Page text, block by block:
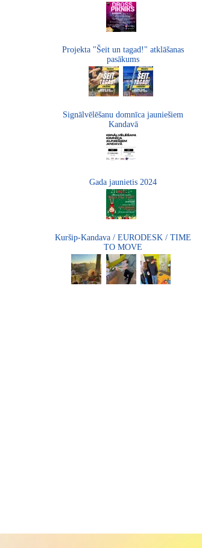
Projekta "Šeit un tagad!" atklāšanas
pasākums
Signālvēlēšanu domnīca jauniešiem
Kandavā
Gada jaunietis 2024
Kuršip-Kandava / EURODESK / TIME
TO MOVE